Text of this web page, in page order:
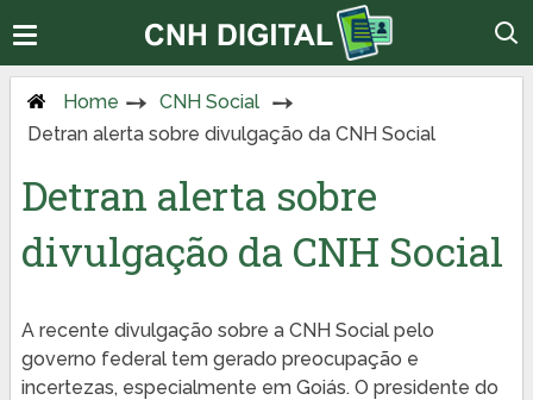
Home
CNH Social
Detran alerta sobre divulgação da CNH Social
Detran alerta sobre
divulgação da CNH Social
A recente divulgação sobre a CNH Social pelo
governo federal tem gerado preocupação e
incertezas, especialmente em Goiás. O presidente do